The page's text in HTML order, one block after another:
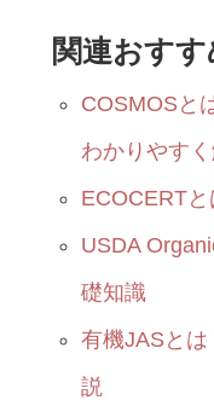
関連おす
COSMOSと
わかりやす
ECOCERT
USDA
礎知識
有機JASと
説